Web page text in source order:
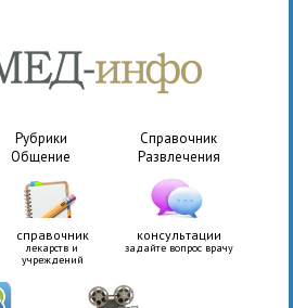
Рубрики
Справочник
Общение Развлечения
справочник
лекарств и
учреждений
консультации
задайте вопрос врачу